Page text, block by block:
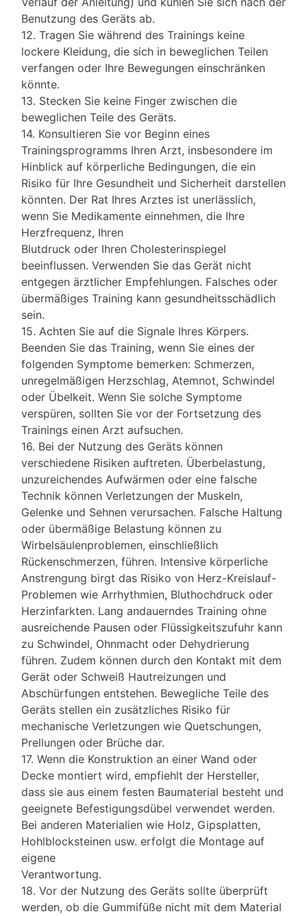
Benutzung des Geräts ab.
12. Tragen Sie während des Trainings keine
lockere Kleidung, die sich in beweglichen Teilen
verfangen oder Ihre Bewegungen einschränken
könnte.
13. Stecken Sie keine Finger zwischen die
beweglichen Teile des Geräts.
14. Konsultieren Sie vor Beginn eines
Trainingsprogramms Ihren Arzt, insbesondere im
Hinblick auf körperliche Bedingungen, die ein
Risiko für Ihre Gesundheit und Sicherheit darstellen
könnten. Der Rat Ihres Arztes ist unerlässlich,
wenn Sie Medikamente einnehmen, die Ihre
Herzfrequenz, Ihren
Blutdruck oder Ihren Cholesterinspiegel
beeinflussen. Verwenden Sie das Gerät nicht
entgegen ärztlicher Empfehlungen. Falsches oder
übermäßiges Training kann gesundheitsschädlich
sein.
15. Achten Sie auf die Signale Ihres Körpers.
Beenden Sie das Training, wenn Sie eines der
folgenden Symptome bemerken: Schmerzen,
unregelmäßigen Herzschlag, Atemnot, Schwindel
oder Übelkeit. Wenn Sie solche Symptome
verspüren, sollten Sie vor der Fortsetzung des
Trainings einen Arzt aufsuchen.
16. Bei der Nutzung des Geräts können
verschiedene Risiken auftreten. Überbelastung,
unzureichendes Aufwärmen oder eine falsche
Technik können Verletzungen der Muskeln,
Gelenke und Sehnen verursachen. Falsche Haltung
oder übermäßige Belastung können zu
Wirbelsäulenproblemen, einschließlich
Rückenschmerzen, führen. Intensive körperliche
Anstrengung birgt das Risiko von Herz-Kreislauf-
Problemen wie Arrhythmien, Bluthochdruck oder
Herzinfarkten. Lang andauerndes Training ohne
ausreichende Pausen oder Flüssigkeitszufuhr kann
zu Schwindel, Ohnmacht oder Dehydrierung
führen. Zudem können durch den Kontakt mit dem
Gerät oder Schweiß Hautreizungen und
Abschürfungen entstehen. Bewegliche Teile des
Geräts stellen ein zusätzliches Risiko für
mechanische Verletzungen wie Quetschungen,
Prellungen oder Brüche dar.
17. Wenn die Konstruktion an einer Wand oder
Decke montiert wird, empfiehlt der Hersteller,
dass sie aus einem festen Baumaterial besteht und
geeignete Befestigungsdübel verwendet werden.
Bei anderen Materialien wie Holz, Gipsplatten,
Hohlblocksteinen usw. erfolgt die Montage auf
eigene
Verantwortung.
18. Vor der Nutzung des Geräts sollte überprüft
werden, ob die Gummifüße nicht mit dem Material